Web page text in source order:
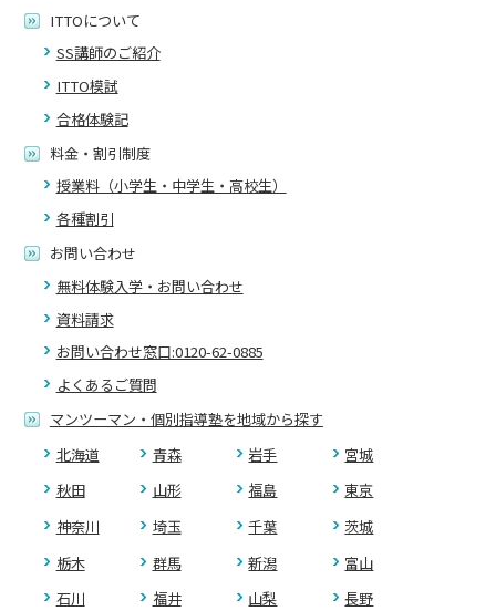
ITTOについて
SS講師のご紹介
ITTO模試
合格体験記
料金・割引制度
授業料（小学生・中学生・高校生）
各種割引
お問い合わせ
無料体験入学・お問い合わせ
資料請求
お問い合わせ窓口:0120-62-0885
よくあるご質問
マンツーマン・個別指導塾を地域から探す
北海道
青森 岩手
宮城
秋田
山形 福島
東京
神奈川
埼玉 千葉
茨城
栃木
群馬 新潟
富山
石川
福井 山梨
長野